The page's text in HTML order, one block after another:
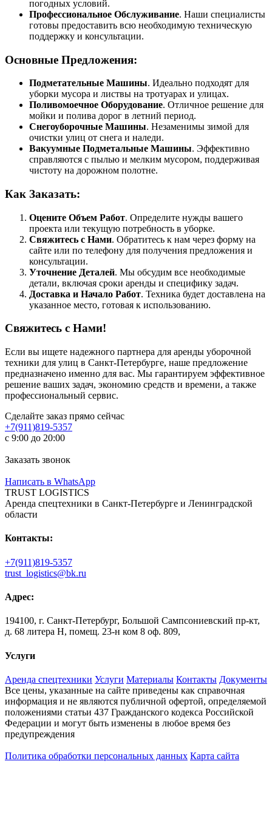
погодных условий.
Профессиональное Обслуживание. Наши специалисты
готовы предоставить всю необходимую техническую
поддержку и консультации.
Основные Предложения:
Подметательные Машины. Идеально подходят для
уборки мусора и листвы на тротуарах и улицах.
Поливомоечное Оборудование. Отличное решение для
мойки и полива дорог в летний период.
Снегоуборочные Машины. Незаменимы зимой для
очистки улиц от снега и наледи.
Вакуумные Подметальные Машины. Эффективно
справляются с пылью и мелким мусором, поддерживая
чистоту на дорожном полотне.
Как Заказать:
Оцените Объем Работ. Определите нужды вашего
проекта или текущую потребность в уборке.
Свяжитесь с Нами. Обратитесь к нам через форму на
сайте или по телефону для получения предложения и
консультации.
Уточнение Деталей. Мы обсудим все необходимые
детали, включая сроки аренды и специфику задач.
Доставка и Начало Работ. Техника будет доставлена на
указанное место, готовая к использованию.
Свяжитесь с Нами!
Если вы ищете надежного партнера для аренды уборочной
техники для улиц в Санкт-Петербурге, наше предложение
предназначено именно для вас. Мы гарантируем эффективное
решение ваших задач, экономию средств и времени, а также
профессиональный сервис.
Сделайте заказ прямо сейчас
+7(911)819-5357
с 9:00 до 20:00
Заказать звонок
Написать в WhatsApp
TRUST LOGISTICS
Аренда спецтехники в Санкт-Петербурге и Ленинградской
области
Контакты:
+7(911)819-5357
trust_logistics@bk.ru
Адрес:
194100, г. Санкт-Петербург, Большой Сампсониевский пр-кт,
д. 68 литера Н, помещ. 23-н ком 8 оф. 809,
Услуги
Аренда спецтехники Услуги Материалы Контакты Документы
Все цены, указанные на сайте приведены как справочная
информация и не являются публичной офертой, определяемой
положениями статьи 437 Гражданского кодекса Российской
Федерации и могут быть изменены в любое время без
предупреждения
Политика обработки персональных данных Карта сайта